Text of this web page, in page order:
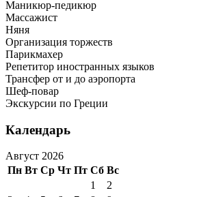
Маникюр-педикюр
Массажист
Няня
Организация торжеств
Парикмахер
Репетитор иностранных языков
Трансфер от и до аэропорта
Шеф-повар
Экскурсии по Греции
Календарь
Август 2026
Пн Вт Ср Чт Пт Сб Вс
1
2